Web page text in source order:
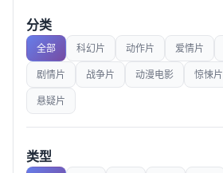
分类
全部 科幻片 动作片 爱情片
剧情片 战争片 动漫电影 惊悚片
悬疑片
类型